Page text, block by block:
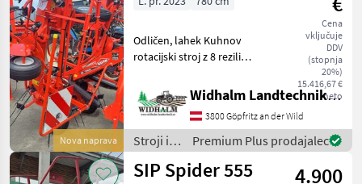
spravilo
Nova naprava
Cena
vključuje
DDV
(stopnja
20%)
15.416,67 €
neto
Odličen, lahek Kuhnov
rotacijski stroj z 8 rezili
Naprava za mejno trošenje,
edinstvena DIGIDRIVE
prstna spojka, 2 dušilni
opornici, IZDELAN
Widhalm Landtechnik GmbH
3800 Göpfritz an der Wild
Stroji in
oprema
za žetev
Premium Plus prodajalec
SIP Spider 555
4.900